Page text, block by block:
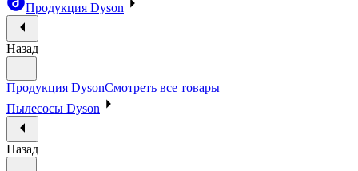
Продукция Dyson
Назад
Продукция DysonСмотреть все товары
Пылесосы Dyson
Назад